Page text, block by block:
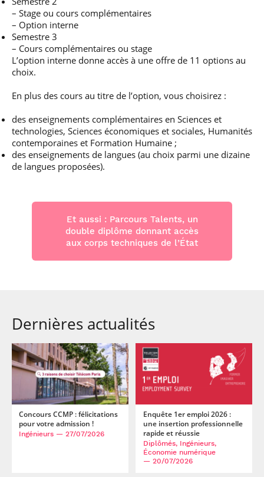
– Stage ou cours complémentaires
– Option interne
Semestre 3
– Cours complémentaires ou stage
L’option interne donne accès à une offre de 11 options au
choix.
En plus des cours au titre de l’option, vous choisirez :
des enseignements complémentaires en Sciences et
technologies, Sciences économiques et sociales, Humanités
contemporaines et Formation Humaine ;
des enseignements de langues (au choix parmi une dizaine
de langues proposées).
Et aussi : Parcours Talents, un
double diplôme donnant accès
aux corps techniques de l’État
Dernières actualités
Concours CCMP : félicitations
pour votre admission !
Ingénieurs — 27/07/2026
Enquête 1er emploi 2026 :
une insertion professionnelle
rapide et réussie
Diplômés, Ingénieurs,
Économie numérique
— 20/07/2026